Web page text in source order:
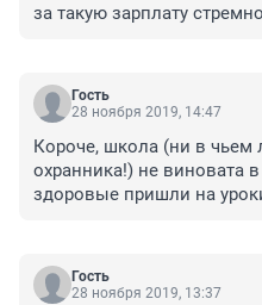
за такую зарплату
Гость
28 ноября 2019, 14:47
Короче, школа (ни в чьем
охранника!) не виновата
здоровые пришли на
виноват в том, что
домой, что один
второй перерезали
Гость
28 ноября 2019, 13:37